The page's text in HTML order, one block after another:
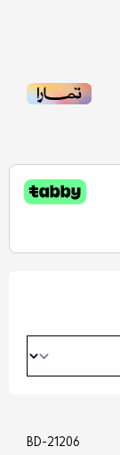
BD-21206